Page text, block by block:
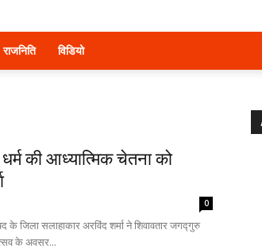
राजनिति विडियो
की आध्यात्मिक चेतना को
0
के जिला सलाहाकार अरविंद शर्मा ने शिवावतार जगद्गुरु
के अवसर...